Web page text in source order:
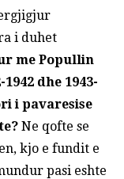
i duhet
me Popullin
dhe 1943-
i pavaresise
Ne qofte se
kjo e fundit e
pasi eshte